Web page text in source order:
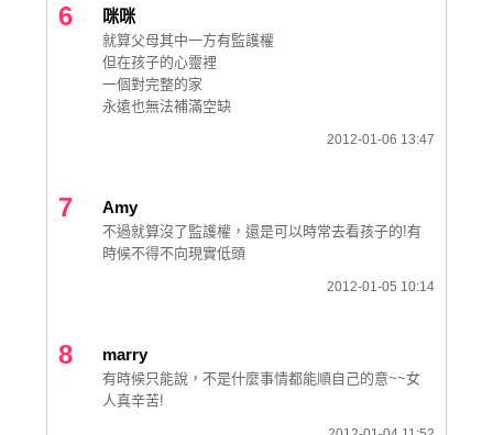
6 咪咪
就算父母其中一方有監護權
但在孩子的心靈裡
一個對完整的家
永遠也無法補滿空缺
2012-01-06 13:47
7 Amy
不過就算沒了監護權，還是可以時常去看孩子的!有
時候不得不向現實低頭
2012-01-05 10:14
8 marry
有時候只能說，不是什麼事情都能順自己的意~~女
人真辛苦!